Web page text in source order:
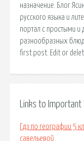
назначение. Блог
русского языка и
портал с простыми
разнообразных
first post. Edit or
Links to
Гдз по географии 5
савельевой